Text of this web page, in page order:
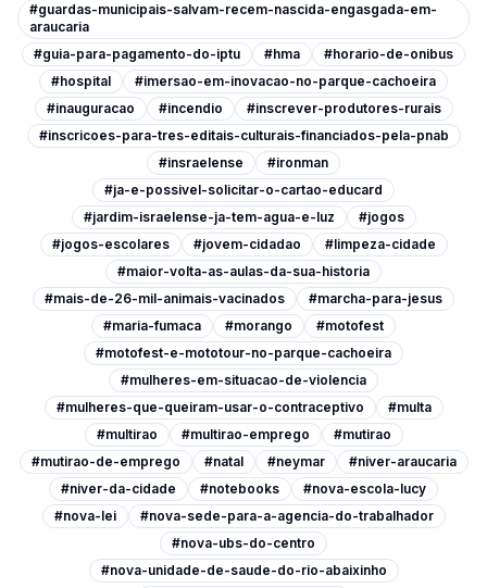
#guardas-municipais-salvam-recem-nascida-engasgada-em-
araucaria
#guia-para-pagamento-do-iptu
#hma
#horario-de-onibus
#hospital
#imersao-em-inovacao-no-parque-cachoeira
#inauguracao
#incendio
#inscrever-produtores-rurais
#inscricoes-para-tres-editais-culturais-financiados-pela-pnab
#insraelense
#ironman
#ja-e-possivel-solicitar-o-cartao-educard
#jardim-israelense-ja-tem-agua-e-luz
#jogos
#jogos-escolares
#jovem-cidadao
#limpeza-cidade
#maior-volta-as-aulas-da-sua-historia
#mais-de-26-mil-animais-vacinados
#marcha-para-jesus
#maria-fumaca
#morango
#motofest
#motofest-e-mototour-no-parque-cachoeira
#mulheres-em-situacao-de-violencia
#mulheres-que-queiram-usar-o-contraceptivo
#multa
#multirao
#multirao-emprego
#mutirao
#mutirao-de-emprego
#natal #neymar
#niver-araucaria
#niver-da-cidade
#notebooks
#nova-escola-lucy
#nova-lei
#nova-sede-para-a-agencia-do-trabalhador
#nova-ubs-do-centro
#nova-unidade-de-saude-do-rio-abaixinho